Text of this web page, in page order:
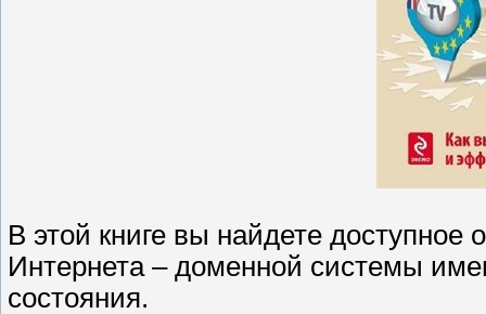
В этой книге вы найдете доступное
Интернета – доменной системы
состояния.